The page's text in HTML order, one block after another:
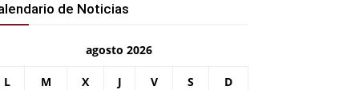
de Noticias
agosto 2026
L M X J V S D